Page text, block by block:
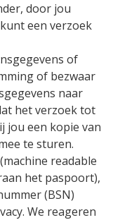
door jou
een verzoek
of
of bezwaar
naar
het verzoek tot
jou een kopie van
te sturen.
readable
het paspoort),
(BSN)
We reageren